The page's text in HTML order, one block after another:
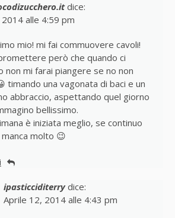
dice:
alle 4:59 pm
mio! mi fai commuovere cavoli!
però che quando ci
non mi farai piangere se no non
timando una vagonata di baci e un
abbraccio, aspettando quel giorno
bellissimo.
è iniziata meglio, se continuo
molto 😉
ipasticciditerry dice:
Aprile 12, 2014 alle 4:43 pm